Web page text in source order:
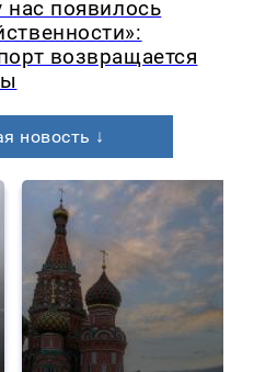
нас появилось
возвращается
новость ↓